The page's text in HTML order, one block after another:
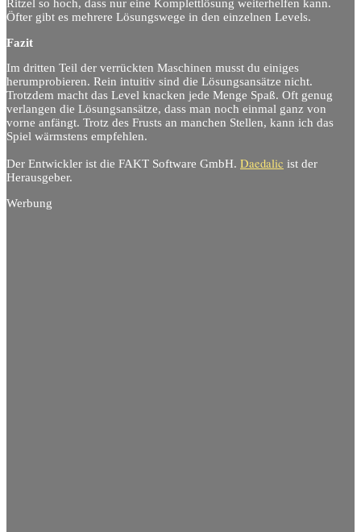
Ritzel so hoch, dass nur eine Komplettlösung weiterhelfen kann.
Öfter gibt es mehrere Lösungswege in den einzelnen Levels.
Fazit
Im dritten Teil der verrückten Maschinen musst du einiges
herumprobieren. Rein intuitiv sind die Lösungsansätze nicht.
Trotzdem macht das Level knacken jede Menge Spaß. Oft genug
verlangen die Lösungsansätze, dass man noch einmal ganz von
vorne anfängt. Trotz des Frusts an manchen Stellen, kann ich das
Spiel wärmstens empfehlen.
Der Entwickler ist die FAKT Software GmbH. Daedalic ist der
Herausgeber.
Werbung